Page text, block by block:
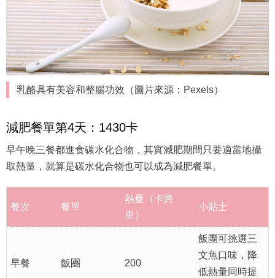
乳酪具有美容和整腸功效（圖片來源：Pexels）
減肥餐單第4天：1430卡
早午晚三餐都進食碳水化合物，其實減肥期間只要適當地攝
取熱量，就算是碳水化合物也可以成為減肥餐單。
餐次 餐單
熱量（卡路
里）
小貼士
早餐 飯團 200
飯團可挑選三
文魚口味，降
低熱量同時提